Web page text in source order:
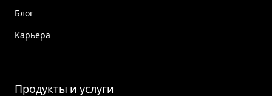
Блог
Карьера
Продукты и услуги